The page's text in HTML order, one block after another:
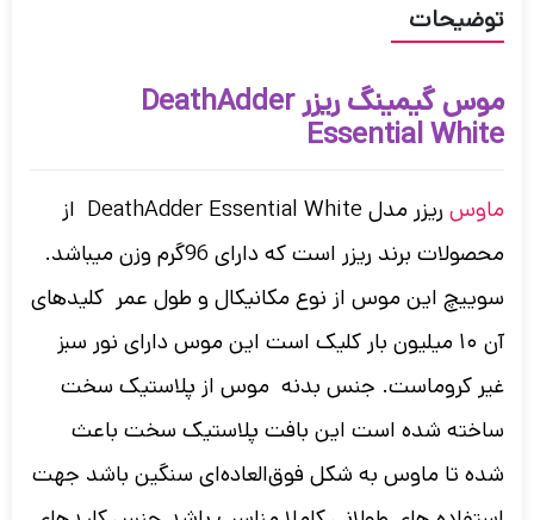
توضیحات
موس گیمینگ ریزر DeathAdder
Essential White
ماوس
ریزر مدل DeathAdder Essential White از
محصولات برند ریزر است که دارای 96گرم وزن میباشد.
سوییچ این موس از نوع مکانیکال و طول عمر کلیدهای
آن ۱۰ میلیون بار کلیک است این موس دارای نور سبز
غیر کروماست. جنس بدنه موس از پلاستیک سخت
ساخته شده است این بافت پلاستیک سخت باعث
شده تا ماوس به شکل فوق‌العاده‌ای سنگین باشد جهت